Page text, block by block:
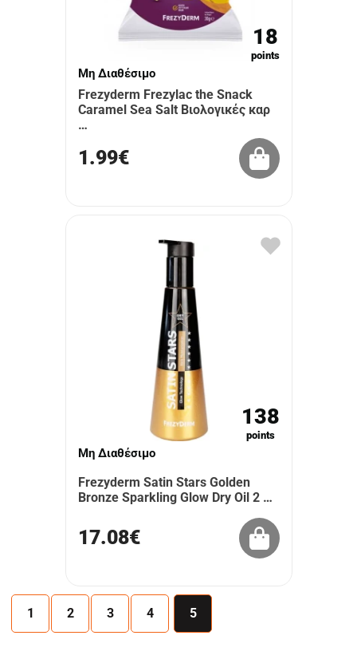
18
points
Μη Διαθέσιμο
Frezyderm Frezylac the Snack
Caramel Sea Salt Βιολογικές καρ
…
1.99€
138
points
Μη Διαθέσιμο
Frezyderm Satin Stars Golden
Bronze Sparkling Glow Dry Oil 2 …
17.08€
1 2 3 4 5